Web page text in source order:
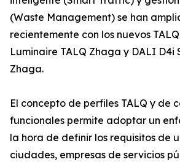
(Waste Management) se han
recientemente con los nuevos
Luminaire TALQ Zhaga y DALI D4i
Zhaga.
El concepto de perfiles TALQ y de
funcionales permite adoptar un
la hora de definir los requisitos de
ciudades, empresas de servicios